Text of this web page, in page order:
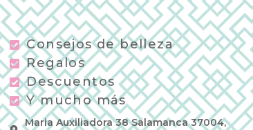
Consejos de belleza
Regalos
Descuentos
Y mucho más
Maria Auxiliadora 38 Salamanca 37004,